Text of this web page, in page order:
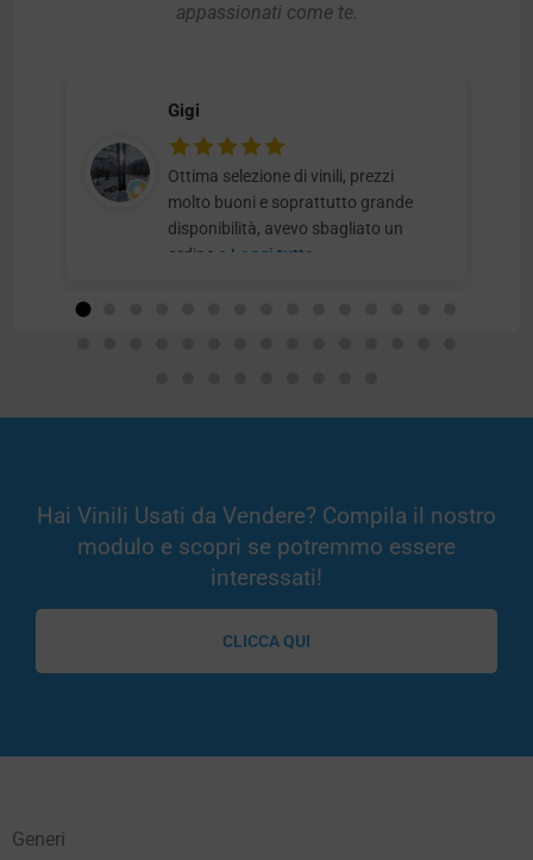
appassionati come te.
Gigi
Ottima selezione di vinili, prezzi
molto buoni e soprattutto grande
disponibilità, avevo sbagliato un
ordine e Leggi tutto
Hai Vinili Usati da Vendere? Compila il nostro
modulo e scopri se potremmo essere
interessati!
CLICCA QUI
Generi